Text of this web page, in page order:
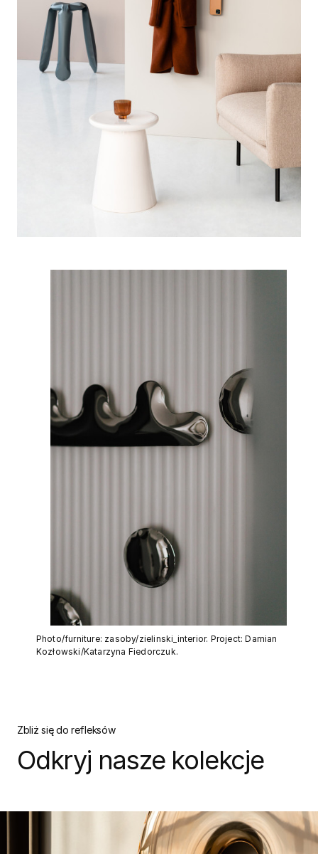
Photo/furniture: zasoby/zielinski_interior. Project: Damian
Kozłowski/Katarzyna Fiedorczuk.
Zbliż się do refleksów
Odkryj nasze kolekcje